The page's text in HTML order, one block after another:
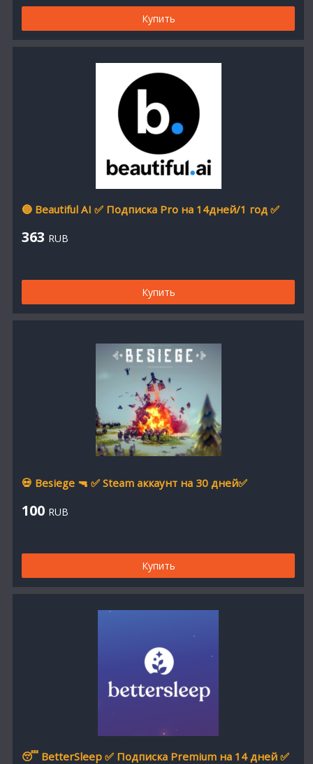
Купить
🔵 Beautiful AI ✅ Подписка Pro на 14дней/1 год ✅
363 RUB
Купить
💀 Besiege 🔫 ✅ Steam аккаунт на 30 дней✅
100 RUB
Купить
😴 BetterSleep ✅ Подписка Premium на 14 дней ✅